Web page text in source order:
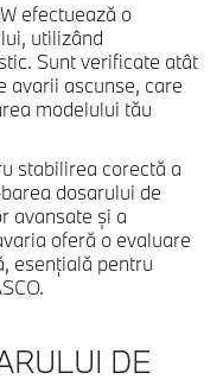
efectuează o
utilizând
Sunt verificate atât
avarii ascunse, care
modelului tău
stabilirea corectă a
dosarului de
avansate și a
oferă o evaluare
esențială pentru
DE